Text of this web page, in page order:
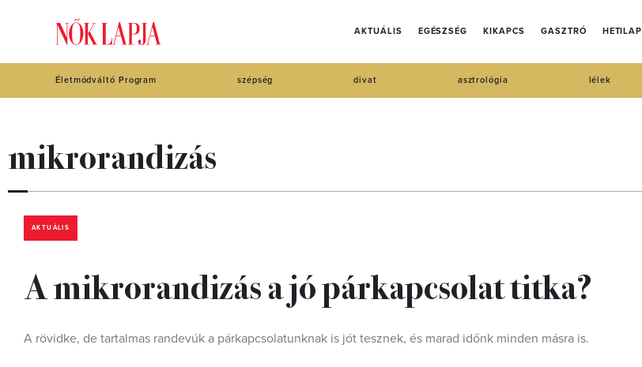
AKTUÁLIS EGÉSZSÉG KIKAPCS GASZTRÓ HETILAP
Életmódváltó Program szépség divat asztrológia lélek
mikrorandizás
AKTUÁLIS
A mikrorandizás a jó párkapcsolat titka?
A rövidke, de tartalmas randevúk a párkapcsolatunknak is jót tesznek, és marad időnk minden másra is.